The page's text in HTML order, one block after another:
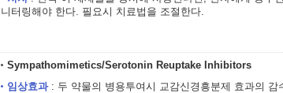
니터링해야 한다. 필요시 치료법을 조절한다.
Sympathomimetics/Serotonin Reuptake Inhibitors
임상효과: 두 약물의 병용투여시 교감신경흥분제 효과의 감